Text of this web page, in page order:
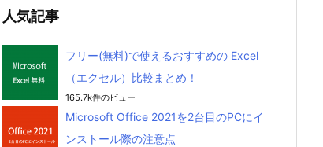
人気記事
フリー(無料)で使えるおすすめの Excel
（エクセル）比較まとめ！
165.7k件のビュー
Microsoft Office 2021を2台目のPCにイ
ンストール際の注意点